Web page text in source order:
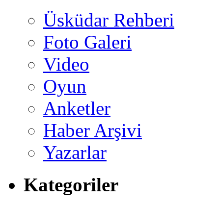
Üsküdar Rehberi
Foto Galeri
Video
Oyun
Anketler
Haber Arşivi
Yazarlar
Kategoriler